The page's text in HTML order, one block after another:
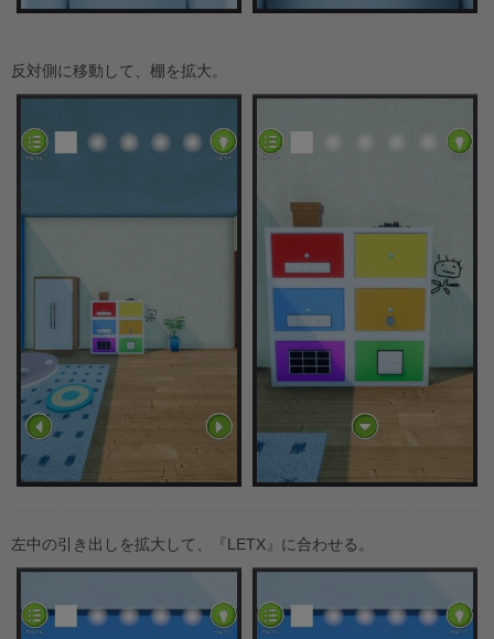
反対側に移動して、棚を拡大。
左中の引き出しを拡大して、『LETX』に合わせる。